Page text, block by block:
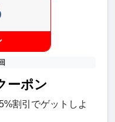
ーポン
割引でゲットしよ